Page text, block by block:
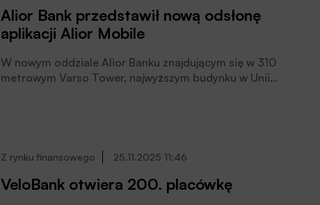
banku do 28 mld zł, poziom zwrotu z kapitału (ROE
netto) powyżej 15% oraz niższy niż 5% udział złych
kredytów (NPL) w portfelu banku, poinformował Bank
Pocztowy.
Alior Bank przedstawił nową odsłonę
aplikacji Alior Mobile
W nowym oddziale Alior Banku znajdującym się w 310
metrowym Varso Tower, najwyższym budynku w Unii
opóźnienie w rozwoju swojej aplikacji mobilnej dla
Z rynku finansowego 25.11.2025 11:46
VeloBank otwiera 200. placówkę